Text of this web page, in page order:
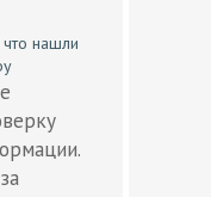
нашли